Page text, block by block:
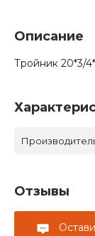
Описание
Тройник 20*3/
Отзывы